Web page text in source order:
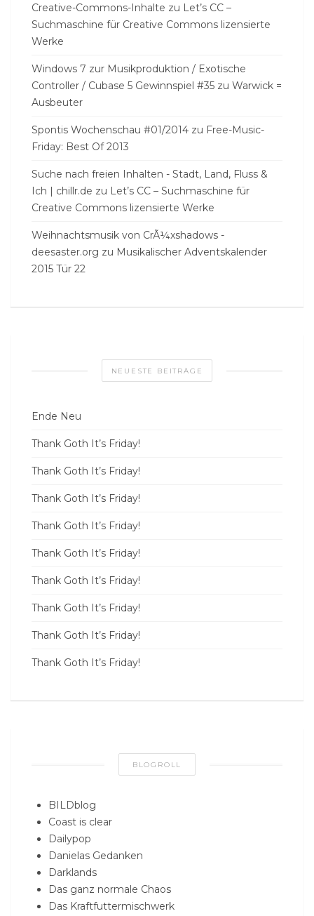
Creative-Commons-Inhalte zu Let’s CC –
Suchmaschine für Creative Commons lizensierte
Werke
Windows 7 zur Musikproduktion / Exotische
Controller / Cubase 5 Gewinnspiel #35 zu Warwick =
Ausbeuter
Spontis Wochenschau #01/2014 zu Free-Music-
Friday: Best Of 2013
Suche nach freien Inhalten - Stadt, Land, Fluss &
Ich | chillr.de zu Let’s CC – Suchmaschine für
Creative Commons lizensierte Werke
Weihnachtsmusik von CrÃ¼xshadows -
deesaster.org zu Musikalischer Adventskalender
2015 Tür 22
NEUESTE BEITRÄGE
Ende Neu
Thank Goth It’s Friday!
Thank Goth It’s Friday!
Thank Goth It’s Friday!
Thank Goth It’s Friday!
Thank Goth It’s Friday!
Thank Goth It’s Friday!
Thank Goth It’s Friday!
Thank Goth It’s Friday!
Thank Goth It’s Friday!
BLOGROLL
BILDblog
Coast is clear
Dailypop
Danielas Gedanken
Darklands
Das ganz normale Chaos
Das Kraftfuttermischwerk